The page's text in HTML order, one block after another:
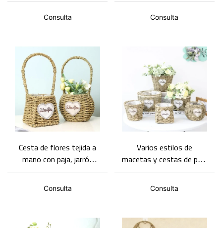
Consulta
| Cubo portátil para flores
y plantas verdes
Consulta
Cesta de flores tejida a
mano con paja, jarrón
para flores frescas,
decoración para la mesa
del salón.
Consulta
Varios estilos de
macetas y cestas de paja
tejida, cestas de
decoración de plantas
verdes.
Consulta